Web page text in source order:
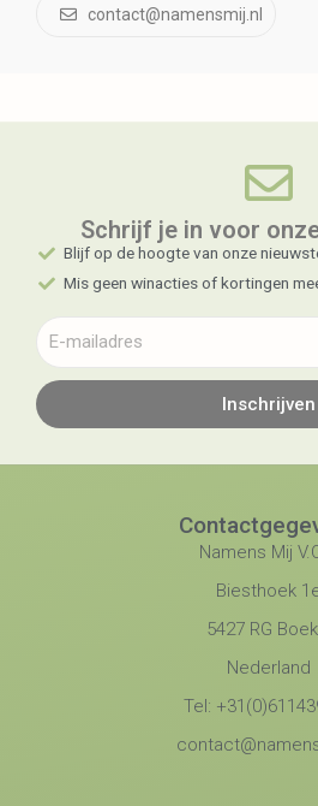
contact@namensmij.nl
Schrijf je in voor
Blijf op de hoogte van onze
Mis geen winacties of kortingen
Inschrijven
Namens Mij
Biesthoek
5427 RG
Nederland
Tel: